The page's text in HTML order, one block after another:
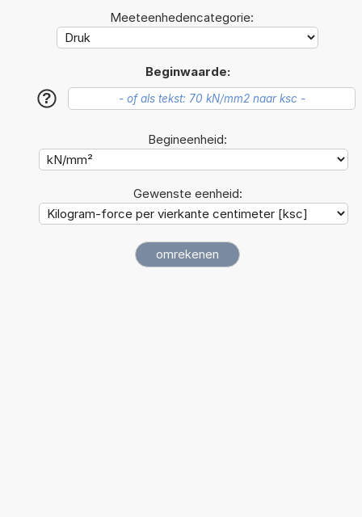
Meeteenhedencategorie:
Beginwaarde:
?
Begineenheid:
Gewenste eenheid: